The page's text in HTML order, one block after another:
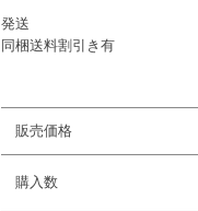
発送
同梱送料割引き有
販売価格
購入数